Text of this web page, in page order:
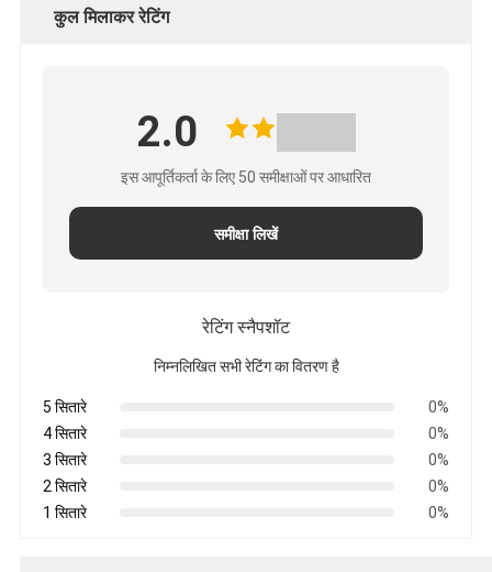
कुल मिलाकर रेटिंग
2.0
इस आपूर्तिकर्ता के लिए 50 समीक्षाओं पर आधारित
समीक्षा लिखें
रेटिंग स्नैपशॉट
निम्नलिखित सभी रेटिंग का वितरण है
5 सितारे
0%
4 सितारे
0%
3 सितारे
0%
2 सितारे
0%
1 सितारे
0%